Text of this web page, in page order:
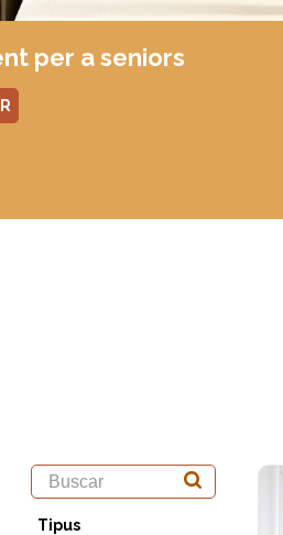
per a seniors
Tipus